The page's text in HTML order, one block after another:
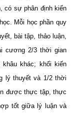
có sự phân định kiến
Mỗi học phần quy
bài tập, thảo luận,
cương 2/3 thời gian
khác; khối kiến
lý thuyết và 1/2 thời
được thực tập, thực
tốt giữa lý luận và